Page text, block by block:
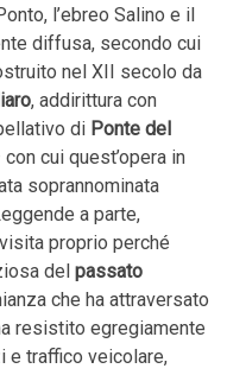
l’ebreo Salino e il
diffusa, secondo cui
nel XII secolo da
, addirittura con
di Ponte del
cui quest’opera in
soprannominata
a parte,
proprio perché
del passato
che ha attraversato
resistito egregiamente
e traffico veicolare,